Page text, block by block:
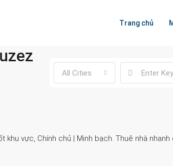
Trang chủ
All Cities
khu vực, Chính chủ | Minh bạch. Thuê nhà